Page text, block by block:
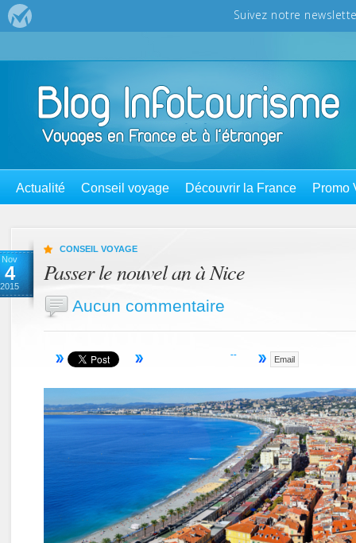
Actualité Conseil voyage Découvrir la France Promo
Nov
4
2015
CONSEIL VOYAGE
Passer le nouvel an à Nice
Aucun commentaire
Email